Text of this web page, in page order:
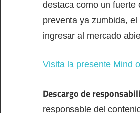
destaca como un fuerte
preventa ya zumbida,
ingresar al mercado
Visita la presente Mind
Descargo de
responsable del